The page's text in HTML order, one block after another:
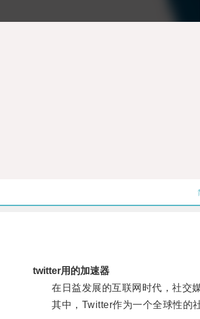
twitter用的加速器
在日益发展的互联网时代，社交媒
其中，Twitter作为一个全球性的社